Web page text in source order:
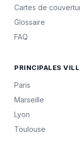
Cartes de
Glossaire
FAQ
PRINCIPALES
Paris
Marseille
Lyon
Toulouse